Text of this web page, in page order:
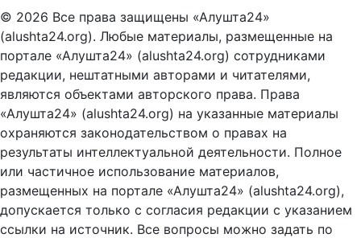
© 2026 Все права защищены «Алушта24»
(alushta24.org). Любые материалы, размещенные на
портале «Алушта24» (alushta24.org) сотрудниками
редакции, нештатными авторами и читателями,
являются объектами авторского права. Права
«Алушта24» (alushta24.org) на указанные материалы
охраняются законодательством о правах на
результаты интеллектуальной деятельности. Полное
или частичное использование материалов,
размещенных на портале «Алушта24» (alushta24.org),
допускается только с согласия редакции с указанием
ссылки на источник. Все вопросы можно задать по